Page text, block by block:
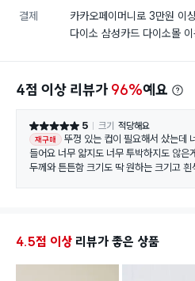
결제
카카오페이머니로 3만원 이
다이소 삼성카드 다이소몰
4점 이상 리뷰가 96%예요
별점 5점 5 크기 적당해요
재구매
뚜껑 있는 컵이 필요해서 샀는데
들어요 너무 얇지도 너무 투박하지도 않은
두께와 튼튼함 크기도 딱 원하는 크기고 흰
4.5점 이상 리뷰가 좋은 상품